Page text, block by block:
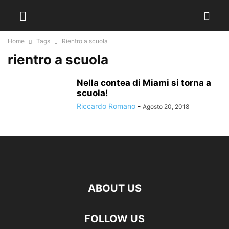
Home Tags Rientro a scuola
rientro a scuola
Nella contea di Miami si torna a
scuola!
Riccardo Romano - Agosto 20, 2018
ABOUT US
FOLLOW US